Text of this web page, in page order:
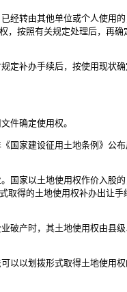
经转由其他单位或个人使用的
按照有关规定处理后，再确
定补办手续后，按使用现状确
件确定使用权。
国家建设征用土地条例》公
国家以土地使用权作价入股的
取得的土地使用权补办出让手
破产时，其土地使用权由县
以以划拨形式取得土地使用